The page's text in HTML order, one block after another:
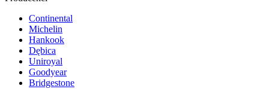
Continental
Michelin
Hankook
Dębica
Uniroyal
Goodyear
Bridgestone